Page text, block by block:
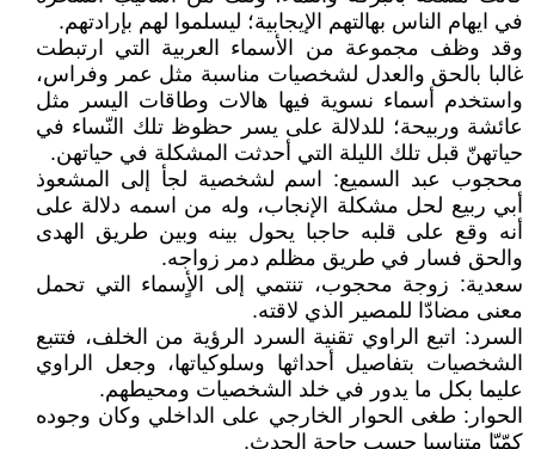
في ايهام الناس بهالتهم الإيجابية؛ ليسلموا لهم بإرادتهم.
وقد وظف مجموعة من الأسماء العربية التي ارتبطت
غالبا بالحق والعدل لشخصيات مناسبة مثل عمر وفراس،
واستخدم أسماء نسوية فيها هالات وطاقات اليسر مثل
عائشة وربيحة؛ للدلالة على يسر حظوظ تلك النّساء في
حياتهنّ قبل تلك الليلة التي أحدثت المشكلة في حياتهن.
محجوب عبد السميع: اسم لشخصية لجأ إلى المشعوذ
أبي ربيع لحل مشكلة الإنجاب، وله من اسمه دلالة على
أنه وقع على قلبه حاجبا يحول بينه وبين طريق الهدى
والحق فسار في طريق مظلم دمر زواجه.
سعدية: زوجة محجوب، تنتمي إلى الأٍسماء التي تحمل
معنى مضادّا للمصير الذي لاقته.
السرد: اتبع الراوي تقنية السرد الرؤية من الخلف، فتتبع
الشخصيات بتفاصيل أحداثها وسلوكياتها، وجعل الراوي
عليما بكل ما يدور في خلد الشخصيات ومحيطهم.
الحوار: طغى الحوار الخارجي على الداخلي وكان وجوده
كمّيّا متناسبا حسب حاجة الحدث.